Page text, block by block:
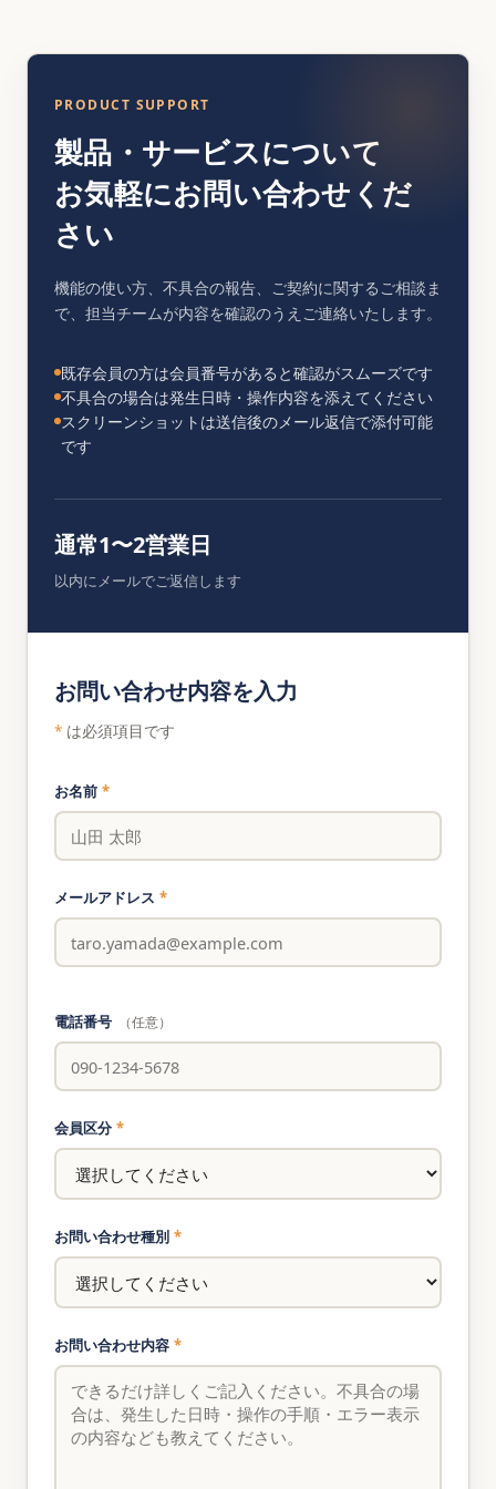
PRODUCT SUPPORT
製品・サービスについて
お気軽にお問い合わせくだ
さい
機能の使い方、不具合の報告、ご契約に関するご相談ま
で、担当チームが内容を確認のうえご連絡いたします。
既存会員の方は会員番号があると確認がスムーズです
不具合の場合は発生日時・操作内容を添えてください
スクリーンショットは送信後のメール返信で添付可能
です
通常1〜2営業日
以内にメールでご返信します
お問い合わせ内容を入力
* は必須項目です
お名前 *
メールアドレス *
電話番号 （任意）
会員区分 *
お問い合わせ種別 *
お問い合わせ内容 *